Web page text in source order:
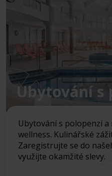
Ubytování s
Ubytování s polopenzí
wellness. Kulinářské
Zaregistrujte se do
využijte okamžité slevy.